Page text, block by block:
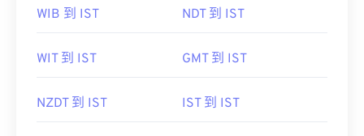
WIB 到 IST NDT 到 IST
WIT 到 IST GMT 到 IST
NZDT 到 IST IST 到 IST